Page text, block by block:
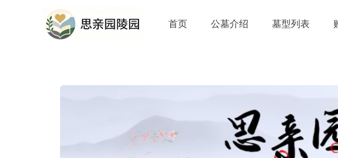
首页 公墓介绍 墓型列表